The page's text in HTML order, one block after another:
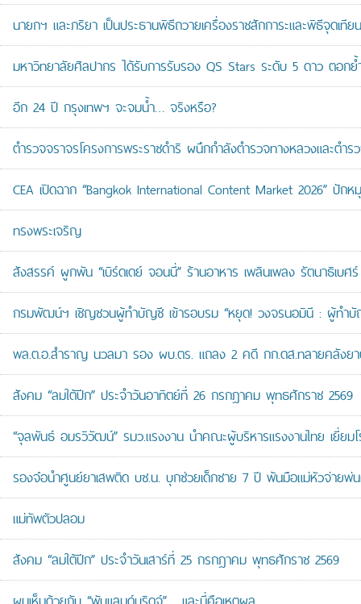
นายกฯ และภริยา เป็นประธานพิธีถวายเครื่องราชสักการะและพิธีจุดเ
มหาวิทยาลัยศิลปากร ได้รับการรับรอง QS Stars ระดับ 5 ดาว ตอก
อีก 24 ปี กรุงเทพฯ จะจมน้ำ… จริงหรือ?
ตำรวจจราจรโครงการพระราชดำริ ผนึกกำลังตำรวจทางหลวงและตำ
CEA เปิดฉาก “Bangkok International Content Market 2026” ปั
ทรงพระเจริญ
สังสรรค์ ผูกพัน “เบิร์ดเดย์ จอนนี่” ร้านอาหาร เพลินเพลง รัตนาธิเบศ
กรมพัฒน์ฯ เชิญชวนผู้ทำบัญชี เข้ารอบรม “หยุด! วงจรนอมินี : ผู้ทำ
พล.ต.อ.สำราญ นวลมา รอง ผบ.ตร. แถลง 2 คดี กก.ดส.ทลายคลังย
สังคม “ลมใต้ปีก” ประจำวันอาทิตย์ที่ 26 กรกฎาคม พุทธศักราช 2569
“จุลพันธ์ อมรวิวัฒน์” รมว.แรงงาน นำคณะผู้บริหารแรงงานไทย เยี่ยม
รองจ๋อนำศูนย์ยาเสพติด บช.น. บุกช่วยเด็กชาย 7 ปี พ้นมือแม่หัวจ่ายพ่น
แม่ทัพตัวปลอม
สังคม “ลมใต้ปีก” ประจำวันเสาร์ที่ 25 กรกฎาคม พุทธศักราช 2569